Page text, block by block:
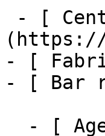
- [
- [ Bar